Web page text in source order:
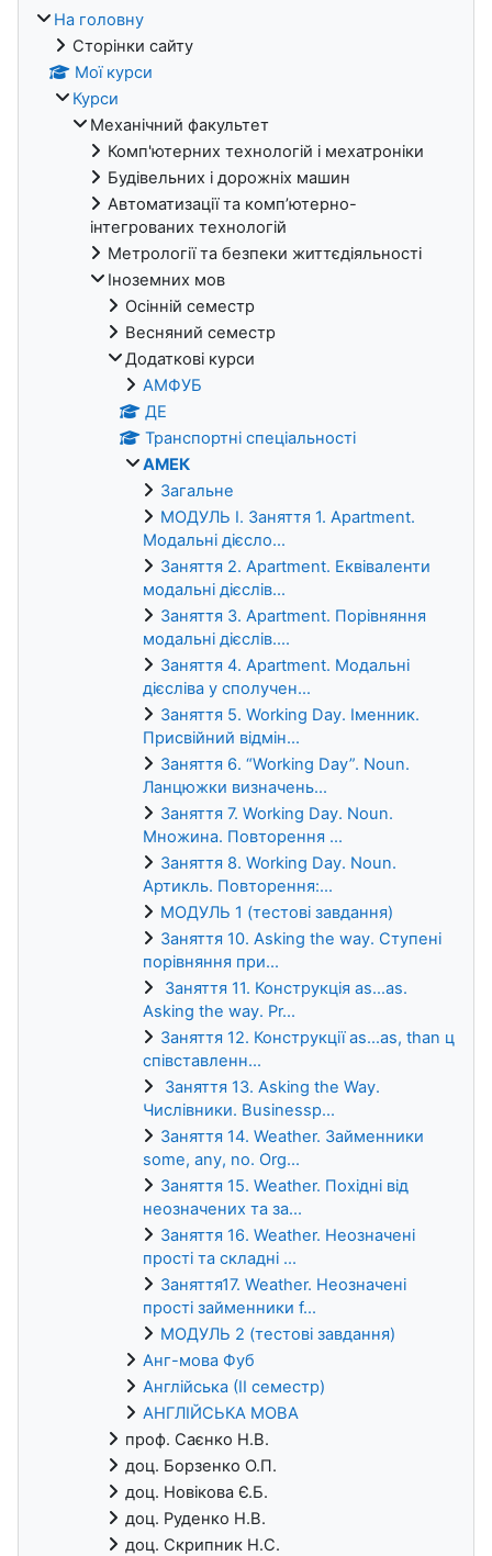
На головну
Сторінки сайту
Мої курси
Курси
Механічний факультет
Комп'ютерних технологій і мехатроніки
Будівельних і дорожніх машин
Автоматизації та комп’ютерно-
інтегрованих технологій
Метрології та безпеки життєдіяльності
Іноземних мов
Осінній семестр
Весняний семестр
Додаткові курси
АМФУБ
ДЕ
Транспортні спеціальності
АМЕК
Загальне
МОДУЛЬ I. Заняття 1. Apartment.
Модальні дієсло...
Заняття 2. Apartment. Еквіваленти
модальні дієслів...
Заняття 3. Apartment. Порівняння
модальні дієслів....
Заняття 4. Apartment. Модальні
дієсліва у сполучен...
Заняття 5. Working Day. Іменник.
Присвійний відмін...
Заняття 6. “Working Day”. Noun.
Ланцюжки визначень...
Заняття 7. Working Day. Noun.
Множина. Повторення ...
Заняття 8. Working Day. Noun.
Артикль. Повторення:...
МОДУЛЬ 1 (тестові завдання)
Заняття 10. Asking the way. Ступені
порівняння при...
Заняття 11. Конструкція as…as.
Asking the way. Pr...
Заняття 12. Конструкції as…as, than ц
співставленн...
Заняття 13. Asking the Way.
Числівники. Businessp...
Заняття 14. Weather. Займенники
some, any, no. Org...
Заняття 15. Weather. Похідні від
неозначених та за...
Заняття 16. Weather. Неозначені
прості та складні ...
Заняття17. Weather. Неозначені
прості займенники f...
МОДУЛЬ 2 (тестові завдання)
Анг-мова Фуб
Англійська (ІІ семестр)
АНГЛІЙСЬКА МОВА
проф. Саєнко Н.В.
доц. Борзенко О.П.
доц. Новікова Є.Б.
доц. Руденко Н.В.
доц. Скрипник Н.С.